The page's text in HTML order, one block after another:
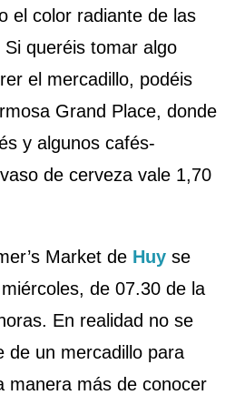
el color radiante de las
queréis tomar algo
el mercadillo, podéis
Grand Place, donde
y algunos cafés-
de cerveza vale 1,70
Market de Huy se
de 07.30 de la
En realidad no se
de un mercadillo para
manera más de conocer